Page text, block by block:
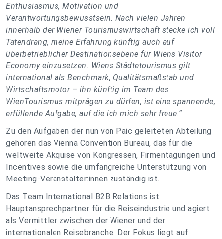
Enthusiasmus, Motivation und
Verantwortungsbewusstsein. Nach vielen Jahren
innerhalb der Wiener Tourismuswirtschaft stecke ich voll
Tatendrang, meine Erfahrung künftig auch auf
überbetrieblicher Destinationsebene für Wiens Visitor
Economy einzusetzen. Wiens Städtetourismus gilt
international als Benchmark, Qualitätsmaßstab und
Wirtschaftsmotor – ihn künftig im Team des
WienTourismus mitprägen zu dürfen, ist eine spannende,
erfüllende Aufgabe, auf die ich mich sehr freue.“
Zu den Aufgaben der nun von Paic geleiteten Abteilung
gehören das Vienna Convention Bureau, das für die
weltweite Akquise von Kongressen, Firmentagungen und
Incentives sowie die umfangreiche Unterstützung von
Meeting-Veranstalter:innen zuständig ist.
Das Team International B2B Relations ist
Hauptansprechpartner für die Reiseindustrie und agiert
als Vermittler zwischen der Wiener und der
internationalen Reisebranche. Der Fokus liegt auf